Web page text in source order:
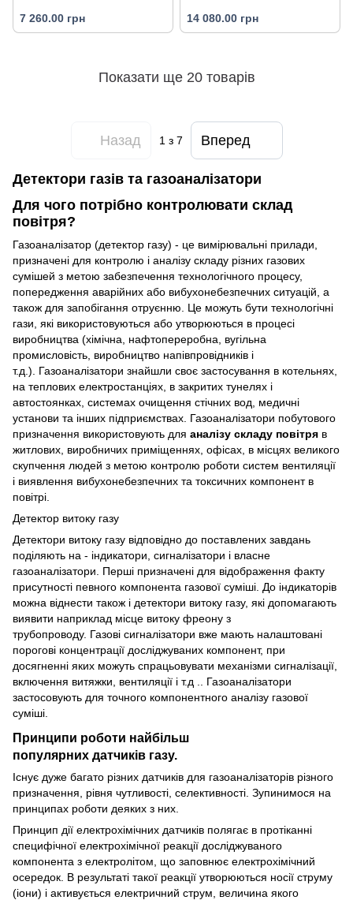
7 260.00 грн 14 080.00 грн
Показати ще 20 товарів
Назад 1з 7 Вперед
Детектори газів та газоаналізатори
Для чого потрібно контролювати склад
повітря?
Газоаналізатор (детектор газу) - це вимірювальні прилади,
призначені для контролю і аналізу складу різних газових
сумішей з метою забезпечення технологічного процесу,
попередження аварійних або вибухонебезпечних ситуацій, а
також для запобігання отруєнню. Це можуть бути технологічні
гази, які використовуються або утворюються в процесі
виробництва (хімічна, нафтопереробна, вугільна
промисловість, виробництво напівпровідників і
т.д.). Газоаналізатори знайшли своє застосування в котельнях,
на теплових електростанціях, в закритих тунелях і
автостоянках, системах очищення стічних вод, медичні
установи та інших підприємствах. Газоаналізатори побутового
призначення використовують для аналізу складу повітря в
житлових, виробничих приміщеннях, офісах, в місцях великого
скупчення людей з метою контролю роботи систем вентиляції
і виявлення вибухонебезпечних та токсичних компонент в
повітрі.
Детектор витоку газу
Детектори витоку газу відповідно до поставлених завдань
поділяють на - індикатори, сигналізатори і власне
газоаналізатори. Перші призначені для відображення факту
присутності певного компонента газової суміші. До індикаторів
можна віднести також і детектори витоку газу, які допомагають
виявити наприклад місце витоку фреону з
трубопроводу. Газові сигналізатори вже мають налаштовані
порогові концентрації досліджуваних компонент, при
досягненні яких можуть спрацьовувати механізми сигналізації,
включення витяжки, вентиляції і т.д .. Газоаналізатори
застосовують для точного компонентного аналізу газової
суміші.
Принципи роботи найбільш
популярних датчиків газу.
Існує дуже багато різних датчиків для газоаналізаторів різного
призначення, рівня чутливості, селективності. Зупинимося на
принципах роботи деяких з них.
Принцип дії електрохімічних датчиків полягає в протіканні
специфічної електрохімічної реакції досліджуваного
компонента з електролітом, що заповнює електрохімічний
осередок. В результаті такої реакції утворюються носії струму
(іони) і активується електричний струм, величина якого